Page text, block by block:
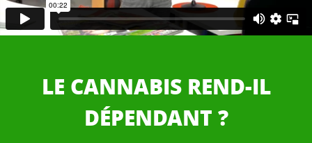
LE CANNABIS REND-IL
DÉPENDANT ?